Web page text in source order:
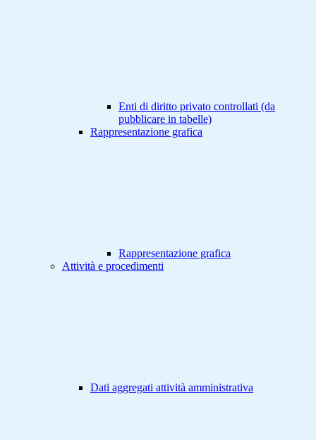
Enti di diritto privato controllati (da
pubblicare in tabelle)
Rappresentazione grafica
Rappresentazione grafica
Attività e procedimenti
Dati aggregati attività amministrativa